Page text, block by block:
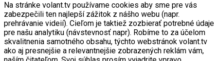
Na stránke volant.tv používame cookies aby sme pre vás
zabezpečili ten najlepší zážitok z nášho webu (napr.
prehrávanie videií). Cieľom je taktiež zozbierať potrebné údaje
pre našu analytiku (návstevnosť napr). Robíme to za účelom
skvalitnenia samotného obsahu, týchto webstránok volant.tv
ako aj presnejšie a relevantnejšie zobrazených reklám vám,